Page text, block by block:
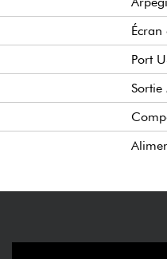
Écran
Port
Sortie